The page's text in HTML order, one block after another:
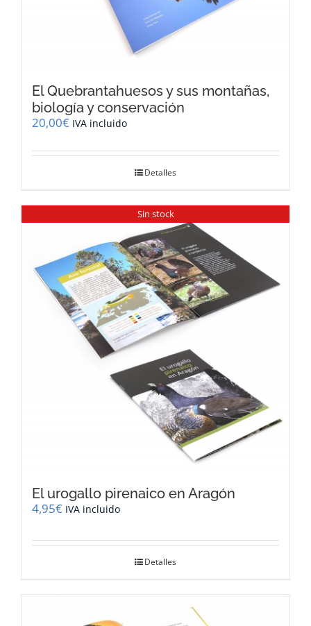
El Quebrantahuesos y sus montañas,
biología y conservación
20,00€ IVA incluido
Detalles
Sin stock
El urogallo pirenaico en Aragón
4,95€ IVA incluido
Detalles